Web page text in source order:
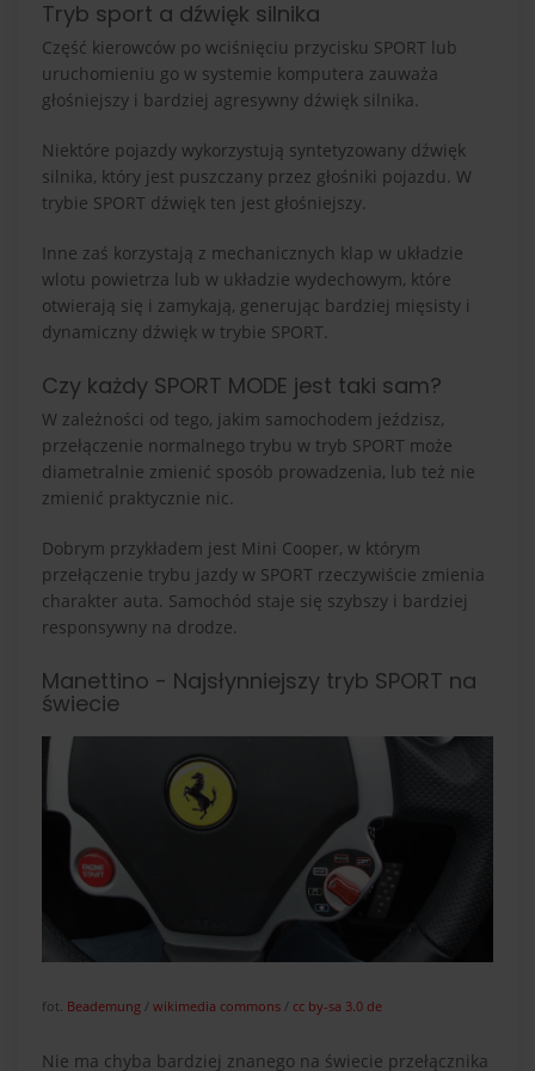
Tryb sport a dźwięk silnika
Część kierowców po wciśnięciu przycisku SPORT lub
uruchomieniu go w systemie komputera zauważa
głośniejszy i bardziej agresywny dźwięk silnika.
Niektóre pojazdy wykorzystują syntetyzowany dźwięk
silnika, który jest puszczany przez głośniki pojazdu. W
trybie SPORT dźwięk ten jest głośniejszy.
Inne zaś korzystają z mechanicznych klap w układzie
wlotu powietrza lub w układzie wydechowym, które
otwierają się i zamykają, generując bardziej mięsisty i
dynamiczny dźwięk w trybie SPORT.
Czy każdy SPORT MODE jest taki sam?
W zależności od tego, jakim samochodem jeździsz,
przełączenie normalnego trybu w tryb SPORT może
diametralnie zmienić sposób prowadzenia, lub też nie
zmienić praktycznie nic.
Dobrym przykładem jest Mini Cooper, w którym
przełączenie trybu jazdy w SPORT rzeczywiście zmienia
charakter auta. Samochód staje się szybszy i bardziej
responsywny na drodze.
Manettino - Najsłynniejszy tryb SPORT na
świecie
fot. Beademung / wikimedia commons / cc by-sa 3.0 de
Nie ma chyba bardziej znanego na świecie przełącznika